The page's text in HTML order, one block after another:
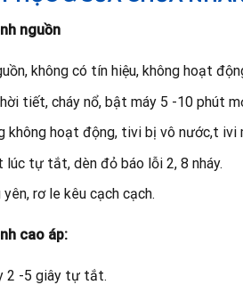
nguồn
không có tín hiệu, không hoạt
tiết, cháy nổ, bật máy 5 -10 phút
không hoạt động, tivi bị vô nước,t
lúc tự tắt, dèn đỏ báo lỗi 2, 8 nháy.
rơ le kêu cạch cạch.
cao áp:
2 -5 giây tự tắt.